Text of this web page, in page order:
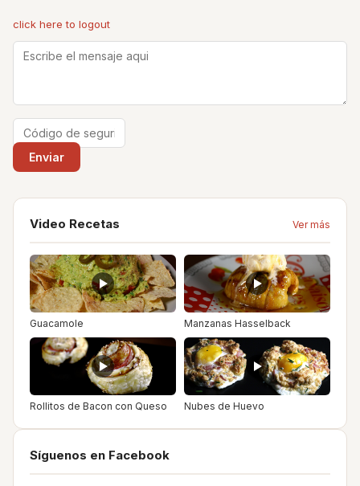
click here to logout
Video Recetas Ver más
Guacamole Manzanas Hasselback
Rollitos de Bacon con Queso Nubes de Huevo
Síguenos en Facebook